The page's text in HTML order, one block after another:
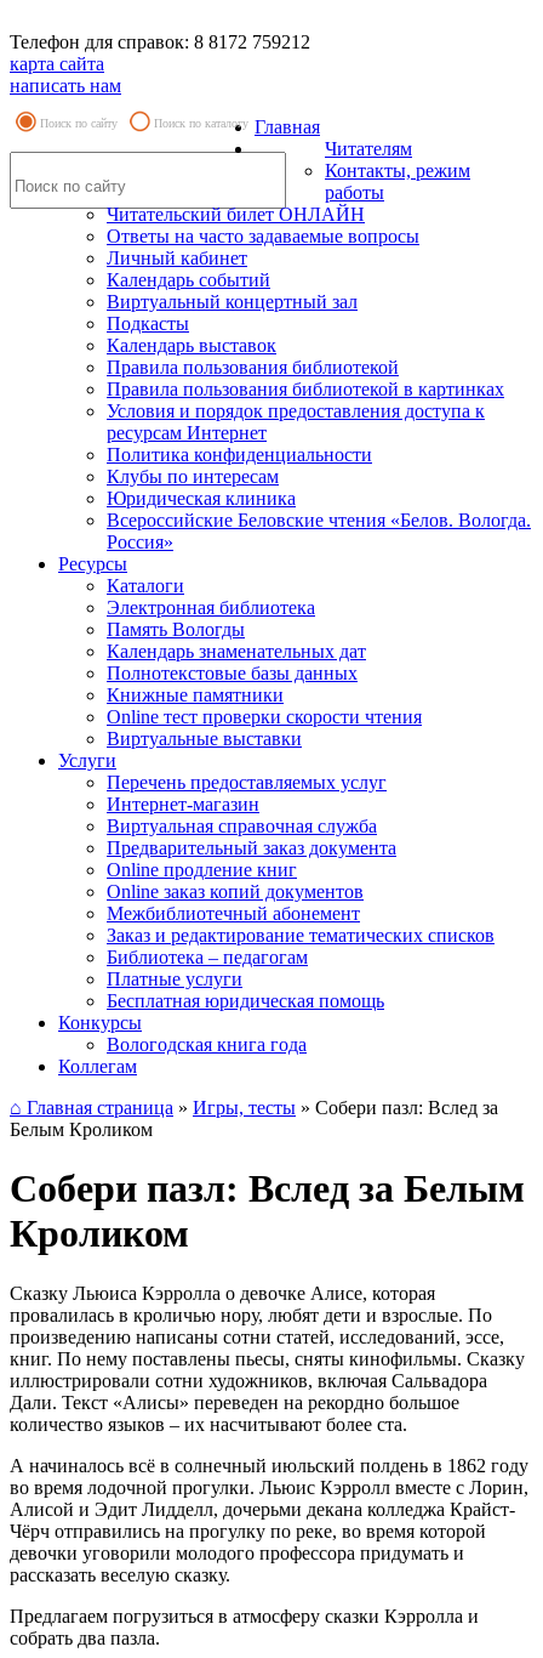
Телефон для справок: 8 8172 759212
карта сайта
написать нам
Поиск по сайту Поиск по каталогу Главная
Читателям
Контакты, режим
работы
Читательский билет ОНЛАЙН
Ответы на часто задаваемые вопросы
Личный кабинет
Календарь событий
Виртуальный концертный зал
Подкасты
Календарь выставок
Правила пользования библиотекой
Правила пользования библиотекой в картинках
Условия и порядок предоставления доступа к
ресурсам Интернет
Политика конфиденциальности
Клубы по интересам
Юридическая клиника
Всероссийские Беловские чтения «Белов. Вологда.
Россия»
Ресурсы
Каталоги
Электронная библиотека
Память Вологды
Календарь знаменательных дат
Полнотекстовые базы данных
Книжные памятники
Online тест проверки скорости чтения
Виртуальные выставки
Услуги
Перечень предоставляемых услуг
Интернет-магазин
Виртуальная справочная служба
Предварительный заказ документа
Online продление книг
Online заказ копий документов
Межбиблиотечный абонемент
Заказ и редактирование тематических списков
Библиотека – педагогам
Платные услуги
Бесплатная юридическая помощь
Конкурсы
Вологодская книга года
Коллегам
⌂ Главная страница » Игры, тесты » Собери пазл: Вслед за
Белым Кроликом
Собери пазл: Вслед за Белым
Кроликом
Сказку Льюиса Кэрролла о девочке Алисе, которая
провалилась в кроличью нору, любят дети и взрослые. По
произведению написаны сотни статей, исследований, эссе,
книг. По нему поставлены пьесы, сняты кинофильмы. Сказку
иллюстрировали сотни художников, включая Сальвадора
Дали. Текст «Алисы» переведен на рекордно большое
количество языков – их насчитывают более ста.
А начиналось всё в солнечный июльский полдень в 1862 году
во время лодочной прогулки. Льюис Кэрролл вместе с Лорин,
Алисой и Эдит Лидделл, дочерьми декана колледжа Крайст-
Чёрч отправились на прогулку по реке, во время которой
девочки уговорили молодого профессора придумать и
рассказать веселую сказку.
Предлагаем погрузиться в атмосферу сказки Кэрролла и
собрать два пазла.